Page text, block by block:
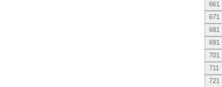
661
671
681
691
701
711
721